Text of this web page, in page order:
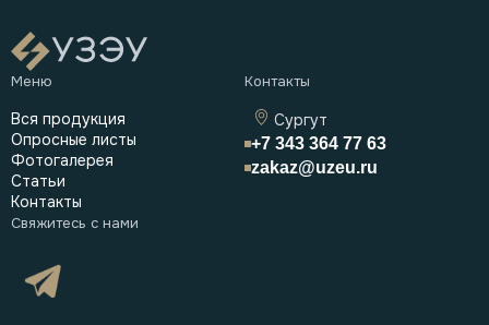
Сургут
+7 343 364 77 63
zakaz@uzeu.ru
Вся продукция
Опросные листы
Фотогалерея
Статьи
Контакты